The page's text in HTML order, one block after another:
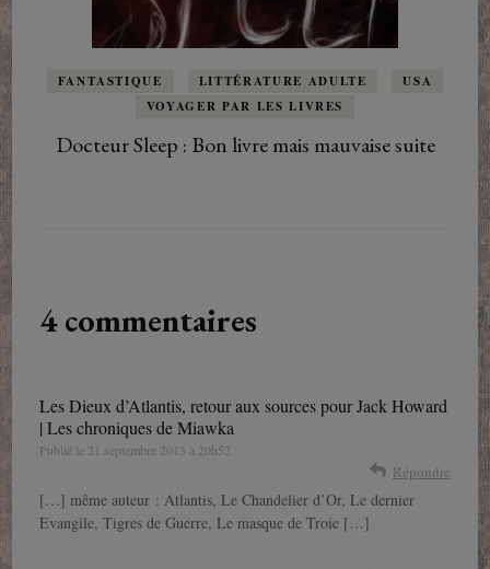
FANTASTIQUE LITTÉRATURE ADULTE
USA
VOYAGER PAR LES LIVRES
Docteur Sleep : Bon livre mais mauvaise suite
4 commentaires
Les Dieux d’Atlantis, retour aux sources pour Jack Howard
| Les chroniques de Miawka
Publié le 21 septembre 2013 à 20h52
Répondre
[…] même auteur : Atlantis, Le Chandelier d’Or, Le dernier
Evangile, Tigres de Guerre, Le masque de Troie […]